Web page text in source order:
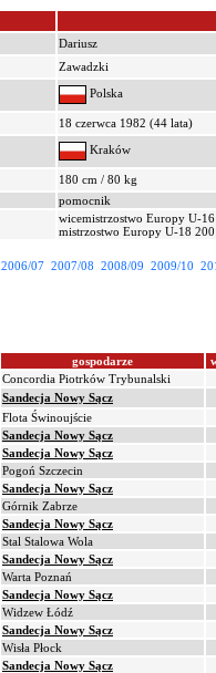
Dariusz
Zawadzki
Polska
18 czerwca 1982 (44 lata)
Kraków
180 cm / 80 kg
pomocnik
wicemistrzostwo Europy U-
mistrzostwo Europy U-18
2006/07 2007/08 2008/09 2009/10
gospodarze
Concordia Piotrków Trybunalski
Sandecja Nowy Sącz
Flota Świnoujście
Sandecja Nowy Sącz
Sandecja Nowy Sącz
Pogoń Szczecin
Sandecja Nowy Sącz
Górnik Zabrze
Sandecja Nowy Sącz
Stal Stalowa Wola
Sandecja Nowy Sącz
Warta Poznań
Sandecja Nowy Sącz
Widzew Łódź
Sandecja Nowy Sącz
Wisła Płock
Sandecja Nowy Sącz